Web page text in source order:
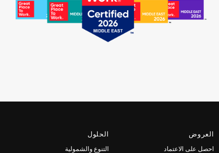
العروض
احصل على الاعتماد
الحلول
التنوع والشمولية